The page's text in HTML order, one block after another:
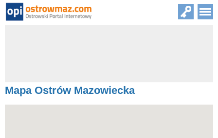
Mapa Ostrów Mazowiecka